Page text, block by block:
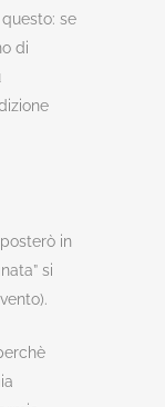
se
di
in
si